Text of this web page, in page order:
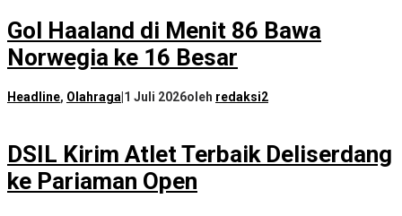
Gol Haaland di Menit 86 Bawa
Norwegia ke 16 Besar
Headline, Olahraga 1 Juli 2026oleh redaksi2
DSIL Kirim Atlet Terbaik Deliserdang
ke Pariaman Open